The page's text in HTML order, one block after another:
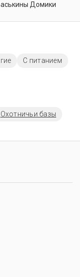
Домики
С питанием
Охотничьи базы